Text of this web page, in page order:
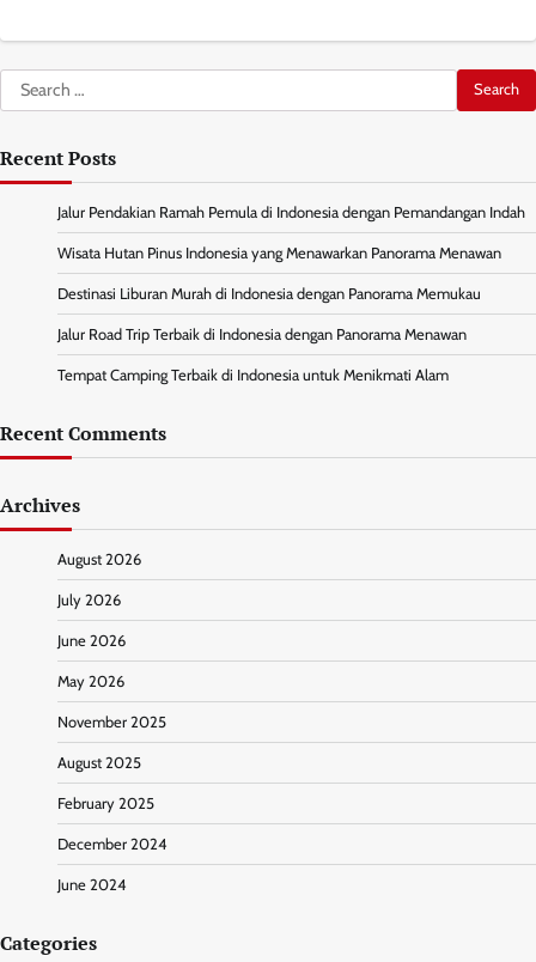
Search
for:
Recent Posts
Jalur Pendakian Ramah Pemula di Indonesia dengan Pemandangan Indah
Wisata Hutan Pinus Indonesia yang Menawarkan Panorama Menawan
Destinasi Liburan Murah di Indonesia dengan Panorama Memukau
Jalur Road Trip Terbaik di Indonesia dengan Panorama Menawan
Tempat Camping Terbaik di Indonesia untuk Menikmati Alam
Recent Comments
Archives
August 2026
July 2026
June 2026
May 2026
November 2025
August 2025
February 2025
December 2024
June 2024
Categories